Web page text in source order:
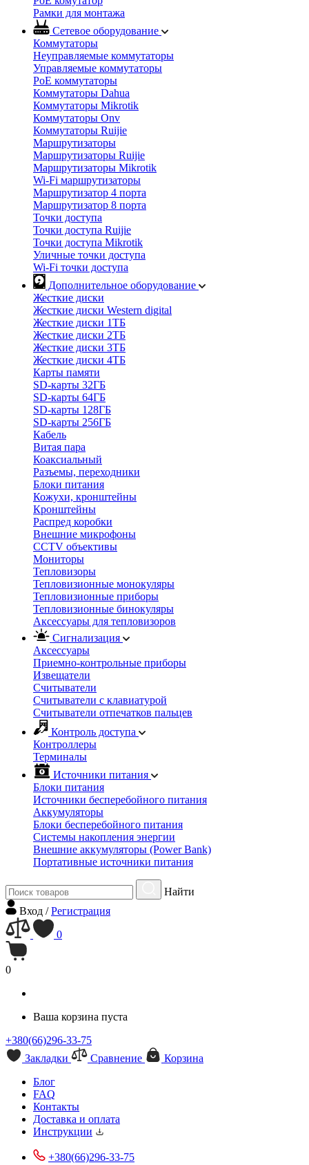
Рамки для монтажа
Сетевое оборудование
Коммутаторы
Неуправляемые коммутаторы
Управляемые коммутаторы
PoE коммутаторы
Коммутаторы Dahua
Коммутаторы Mikrotik
Коммутаторы Onv
Коммутаторы Ruijie
Маршрутизаторы
Маршрутизаторы Ruijie
Маршрутизаторы Mikrotik
Wi-Fi маршрутизаторы
Маршрутизатор 4 порта
Маршрутизатор 8 порта
Точки доступа
Точки доступа Ruijie
Точки доступа Mikrotik
Уличные точки доступа
Wi-Fi точки доступа
Дополнительное оборудование
Жесткие диски
Жесткие диски Western digital
Жесткие диски 1ТБ
Жесткие диски 2ТБ
Жесткие диски 3ТБ
Жесткие диски 4ТБ
Карты памяти
SD-карты 32ГБ
SD-карты 64ГБ
SD-карты 128ГБ
SD-карты 256ГБ
Кабель
Витая пара
Коаксиальный
Разъемы, переходники
Блоки питания
Кожухи, кронштейны
Кронштейны
Распред коробки
Внешние микрофоны
CCTV объективы
Мониторы
Тепловизоры
Тепловизионные монокуляры
Тепловизионные приборы
Тепловизионные бинокуляры
Аксессуары для тепловизоров
Сигнализация
Аксессуары
Приемно-контрольные приборы
Извещатели
Считыватели
Cчитыватели с клавиатурой
Cчитыватели отпечатков пальцев
Контроль доступа
Контроллеры
Терминалы
Источники питания
Блоки питания
Источники бесперебойного питания
Аккумуляторы
Блоки бесперебойного питания
Системы накопления энергии
Внешние аккумуляторы (Power Bank)
Портативные источники питания
Найти
Вход /Регистрация
0
0
Ваша корзина пуста
+380(66)296-33-75
Закладки
Сравнение
Корзина
Блог
FAQ
Контакты
Доставка и оплата
Инструкции
+380(66)296-33-75